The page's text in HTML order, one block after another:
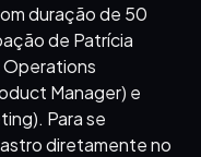
duração de 50
de Patrícia
Operations
Manager) e
Para se
diretamente no